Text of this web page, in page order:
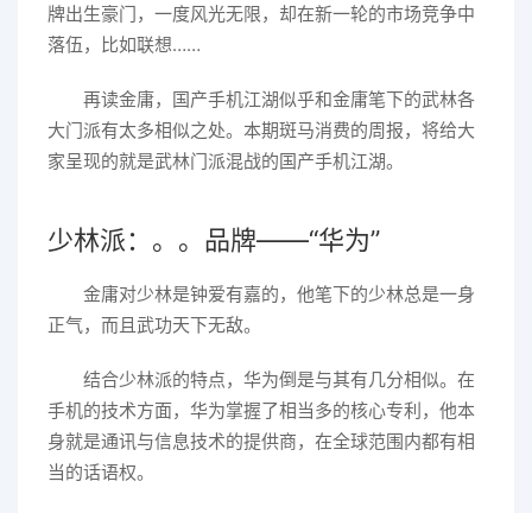
牌出生豪门，一度风光无限，却在新一轮的市场竞争中
落伍，比如联想……
再读金庸，国产手机江湖似乎和金庸笔下的武林各
大门派有太多相似之处。本期斑马消费的周报，将给大
家呈现的就是武林门派混战的国产手机江湖。
少林派：。。品牌——“华为”
金庸对少林是钟爱有嘉的，他笔下的少林总是一身
正气，而且武功天下无敌。
结合少林派的特点，华为倒是与其有几分相似。在
手机的技术方面，华为掌握了相当多的核心专利，他本
身就是通讯与信息技术的提供商，在全球范围内都有相
当的话语权。